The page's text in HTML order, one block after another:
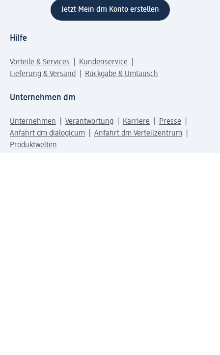
Jetzt Mein dm Konto erstellen
Hilfe
Vorteile & Services
Kundenservice
Lieferung & Versand
Rückgabe & Umtausch
Unternehmen dm
Unternehmen Verantwortung Karriere
Presse
Anfahrt dm dialogicum
Anfahrt dm Verteilzentrum
Produktwelten